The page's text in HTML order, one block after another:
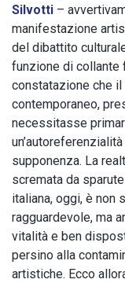
Silvotti –
manifestazione
del dibattito
funzione di collante
constatazione che
contemporaneo,
necessitasse
supponenza. La
scremata da
italiana, oggi, è non
ragguardevole, ma
vitalità e ben
persino alla
artistiche. Ecco